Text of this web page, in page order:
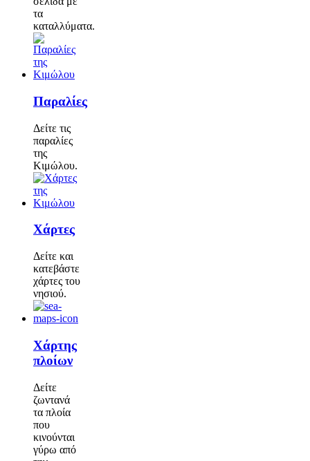
τα
καταλλύματα.
Παραλίες
Δείτε τις
παραλίες
της
Κιμώλου.
Χάρτες
Δείτε και
κατεβάστε
χάρτες του
νησιού.
Χάρτης
πλοίων
Δείτε
ζωντανά
τα πλοία
που
κινούνται
γύρω από